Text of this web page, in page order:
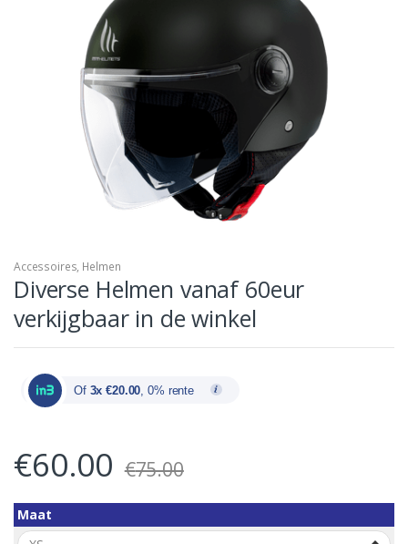
Accessoires, Helmen
Diverse Helmen vanaf 60eur
verkijgbaar in de winkel
Of 3x €20.00 , 0% rente
€60.00 €75.00
Maat